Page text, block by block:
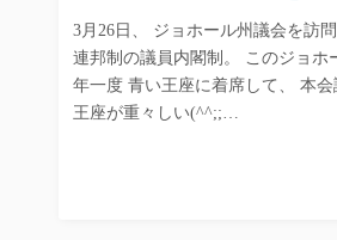
3月26日、 ジョホール州議会を訪
連邦制の議員内閣制。 このジョホ
年一度 青い王座に着席して、 本
王座が重々しい(^^;;…